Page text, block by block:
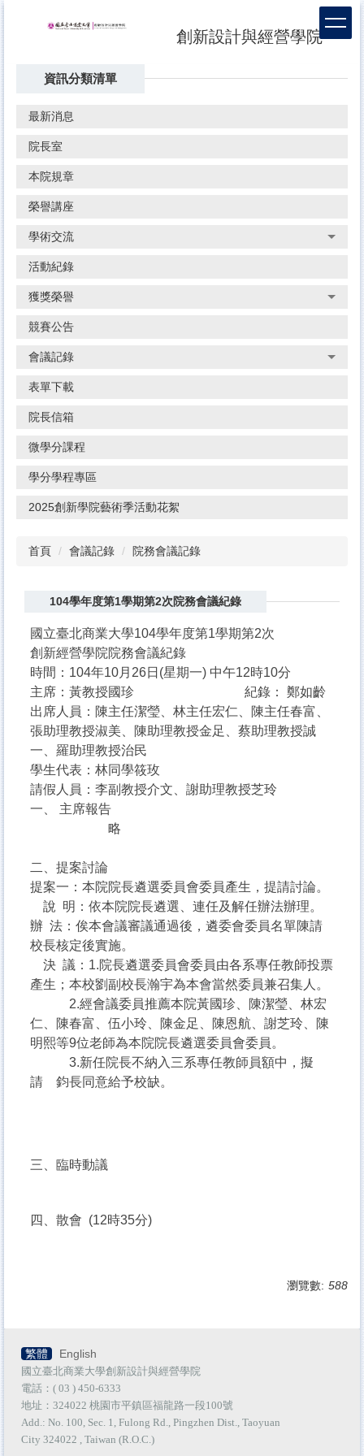
創新設計與經營學院
資訊分類清單
最新消息
院長室
本院規章
榮譽講座
學術交流
活動紀錄
獲獎榮譽
競賽公告
會議記錄
表單下載
院長信箱
微學分課程
學分學程專區
2025創新學院藝術季活動花絮
首頁 會議記錄 院務會議記錄
104學年度第1學期第2次院務會議紀錄
國立臺北商業大學104學年度第1學期第2次
創新經營學院院務會議紀錄
時間：104年10月26日(星期一) 中午12時10分
主席：黃教授國珍 紀錄： 鄭如齡
出席人員：陳主任潔瑩、林主任宏仁、陳主任春富、
張助理教授淑美、陳助理教授金足、蔡助理教授誠
一、羅助理教授治民
學生代表：林同學筱玫
請假人員：李副教授介文、謝助理教授芝玲
一、 主席報告
略
二、提案討論
提案一：本院院長遴選委員會委員產生，提請討論。
說 明：依本院院長遴選、連任及解任辦法辦理。
辦 法：俟本會議審議通過後，遴委會委員名單陳請
校長核定後實施。
決 議：1.院長遴選委員會委員由各系專任教師投票
產生；本校劉副校長瀚宇為本會當然委員兼召集人。
2.經會議委員推薦本院黃國珍、陳潔瑩、林宏
仁、陳春富、伍小玲、陳金足、陳恩航、謝芝玲、陳
明熙等9位老師為本院院長遴選委員會委員。
3.新任院長不納入三系專任教師員額中，擬
請 鈞長同意給予校缺。
三、臨時動議
四、散會 (12時35分)
瀏覽數: 588
繁體 English
國立臺北商業大學創新設計與經營學院
電話：( 03 ) 450-6333
地址：324022 桃園市平鎮區福龍路一段100號
Add.: No. 100, Sec. 1, Fulong Rd., Pingzhen Dist., Taoyuan
City 324022 , Taiwan (R.O.C.)